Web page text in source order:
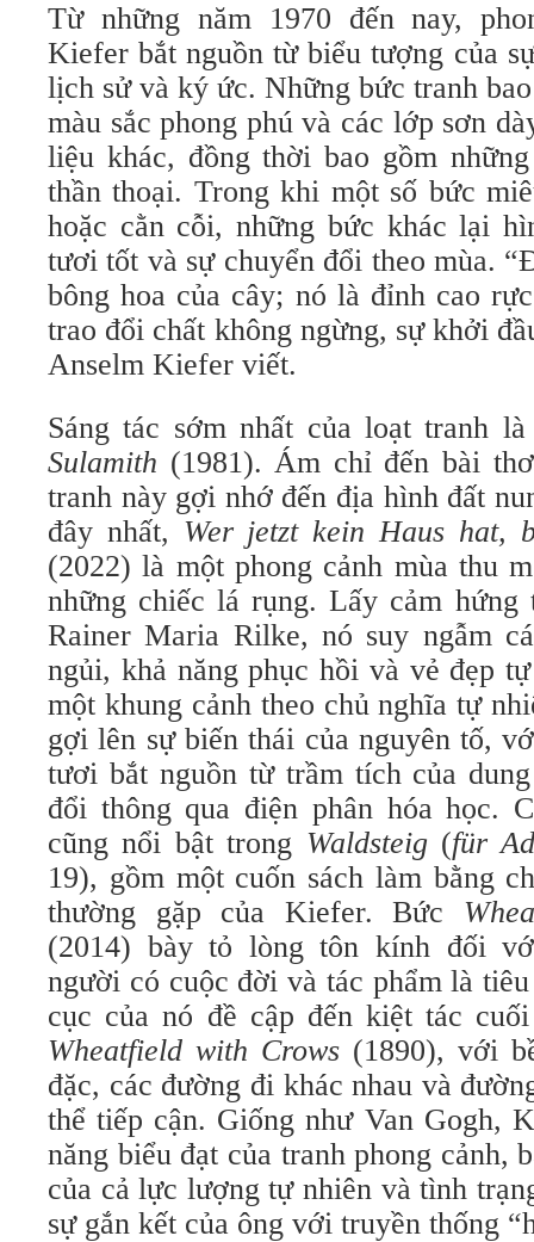
Từ những năm 1970 đến nay,
Kiefer bắt nguồn từ biểu tượng của
lịch sử và ký ức. Những bức tranh
màu sắc phong phú và các lớp sơn
liệu khác, đồng thời bao gồm
thần thoại. Trong khi một số bức
hoặc cằn cỗi, những bức khác lại
tươi tốt và sự chuyển đổi theo mùa.
bông hoa của cây; nó là đỉnh cao
trao đổi chất không ngừng, sự khởi
Anselm Kiefer viết.
Sáng tác sớm nhất của loạt tranh
Sulamith (1981). Ám chỉ đến bài
tranh này gợi nhớ đến địa hình đất
đây nhất, Wer jetzt kein Haus hat,
(2022) là một phong cảnh mùa thu
những chiếc lá rụng. Lấy cảm hứng
Rainer Maria Rilke, nó suy ngẫm
ngủi, khả năng phục hồi và vẻ đẹp
một khung cảnh theo chủ nghĩa tự
gợi lên sự biến thái của nguyên tố,
tươi bắt nguồn từ trầm tích của
đổi thông qua điện phân hóa học.
cũng nổi bật trong Waldsteig (für
19), gồm một cuốn sách làm bằng
thường gặp của Kiefer. Bức
(2014) bày tỏ lòng tôn kính đối
người có cuộc đời và tác phẩm là
cục của nó đề cập đến kiệt tác
Wheatfield with Crows (1890), với
đặc, các đường đi khác nhau và
thể tiếp cận. Giống như Van Gogh,
năng biểu đạt của tranh phong cảnh,
của cả lực lượng tự nhiên và tình
sự gắn kết của ông với truyền thống